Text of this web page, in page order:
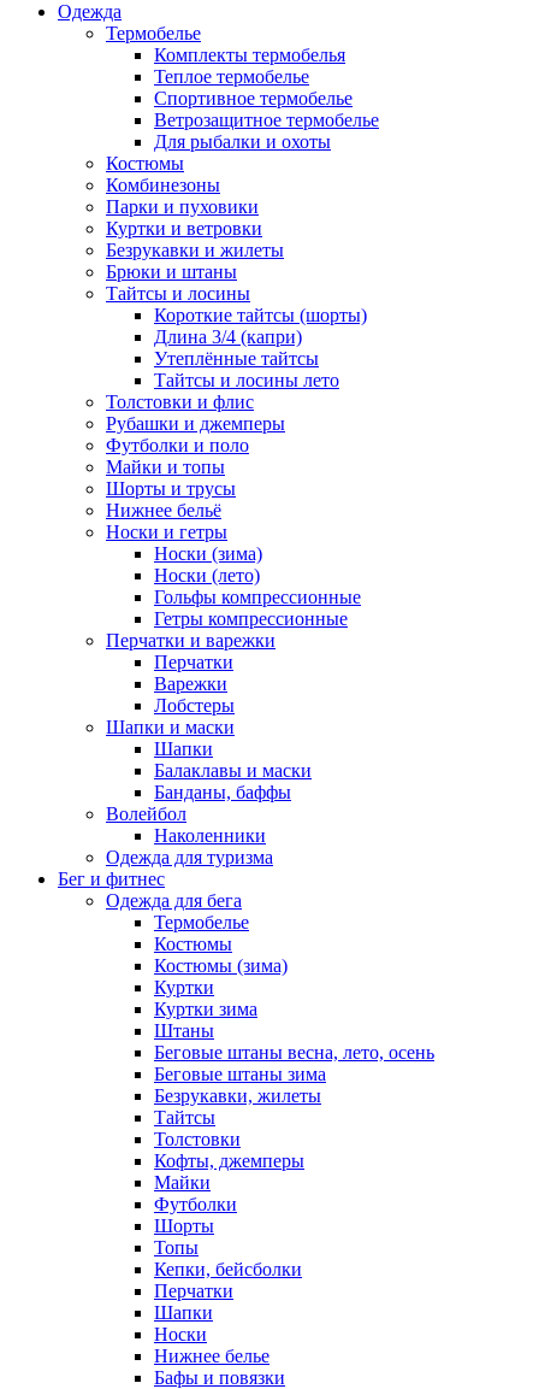
Одежда
Термобелье
Комплекты термобелья
Теплое термобелье
Спортивное термобелье
Ветрозащитное термобелье
Для рыбалки и охоты
Костюмы
Комбинезоны
Парки и пуховики
Куртки и ветровки
Безрукавки и жилеты
Брюки и штаны
Тайтсы и лосины
Короткие тайтсы (шорты)
Длина 3/4 (капри)
Утеплённые тайтсы
Тайтсы и лосины лето
Толстовки и флис
Рубашки и джемперы
Футболки и поло
Майки и топы
Шорты и трусы
Нижнее бельё
Носки и гетры
Носки (зима)
Носки (лето)
Гольфы компрессионные
Гетры компрессионные
Перчатки и варежки
Перчатки
Варежки
Лобстеры
Шапки и маски
Шапки
Балаклавы и маски
Банданы, баффы
Волейбол
Наколенники
Одежда для туризма
Бег и фитнес
Одежда для бега
Термобелье
Костюмы
Костюмы (зима)
Куртки
Куртки зима
Штаны
Беговые штаны весна, лето, осень
Беговые штаны зима
Безрукавки, жилеты
Тайтсы
Толстовки
Кофты, джемперы
Майки
Футболки
Шорты
Топы
Кепки, бейсболки
Перчатки
Шапки
Носки
Нижнее белье
Бафы и повязки